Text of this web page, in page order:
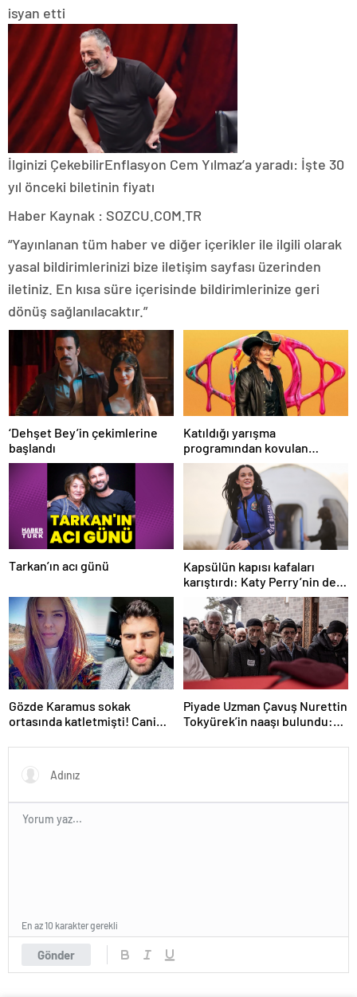
isyan etti
İlginizi ÇekebilirEnflasyon Cem Yılmaz’a yaradı: İşte 30
yıl önceki biletinin fiyatı
Haber Kaynak : SOZCU.COM.TR
“Yayınlanan tüm haber ve diğer içerikler ile ilgili olarak
yasal bildirimlerinizi bize iletişim sayfası üzerinden
iletiniz. En kısa süre içerisinde bildirimlerinize geri
dönüş sağlanılacaktır.”
‘Dehşet Bey’in çekimlerine
başlandı
Katıldığı yarışma
programından kovulan
Mickey Rourke TV kanalına
dava açacak
Tarkan’ın acı günü
Kapsülün kapısı kafaları
karıştırdı: Katy Perry’nin de
katıldığı uzay yolculuğu sahte
miydi?
Gözde Karamus sokak
ortasında katletmişti! Cani
sözler: Başka bir adamla…
Piyade Uzman Çavuş Nurettin
Tokyürek’in naaşı bulundu:
getirildi
Gönder
En az 10 karakter gerekli